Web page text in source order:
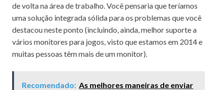
de volta na área de trabalho. Você pensaria que teríamos
uma solução integrada sólida para os problemas que você
destacou neste ponto (incluindo, ainda, melhor suporte a
vários monitores para jogos, visto que estamos em 2014 e
muitas pessoas têm mais de um monitor).
Recomendado: As melhores maneiras de enviar